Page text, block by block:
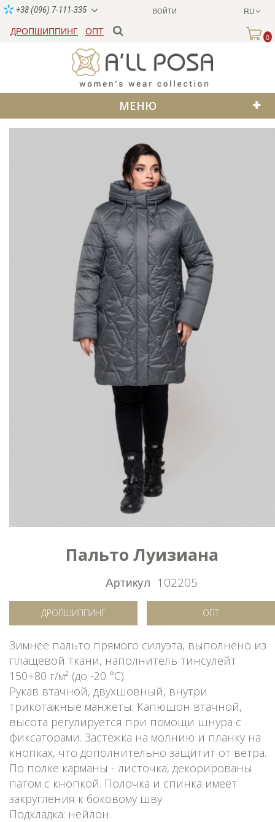
ВОЙТИ RU
+38 (096) 7-111-335
ДРОПШИППИНГ ОПТ
0
МЕНЮ
Пальто Луизиана
Артикул 102205
ДРОПШИППИНГ ОПТ
Зимнее пальто прямого силуэта, выполнено из
плащевой ткани, наполнитель тинсулейт
150+80 г/м² (до -20 °C).
Рукав втачной, двухшовный, внутри
трикотажные манжеты. Капюшон втачной,
высота регулируется при помощи шнура с
фиксаторами. Застёжка на молнию и планку на
кнопках, что дополнительно защитит от ветра.
По полке карманы - листочка, декорированы
патом с кнопкой. Полочка и спинка имеет
закругления к боковому шву.
Подкладка: нейлон.